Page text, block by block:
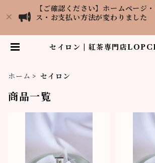
【ご確認ください】ホームページ
ス・お支払い方法が変わりました
セイロン | 紅茶専門店
ホーム セイロン
商品一覧